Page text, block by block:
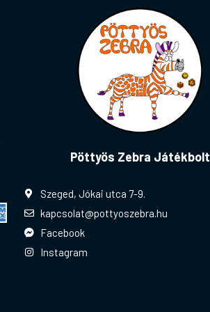
Pöttyös Zebra Játékbolt
Szeged, Jókai utca 7-9.
kapcsolat@pottyoszebra.hu
Facebook
Instagram